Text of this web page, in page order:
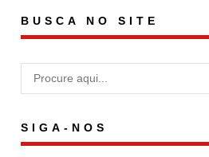
BUSCA NO SITE
SIGA-NOS